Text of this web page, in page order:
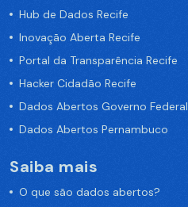
Hub de Dados Recife
Inovação Aberta Recife
Portal da Transparência Recife
Hacker Cidadão Recife
Dados Abertos Governo Federal
Dados Abertos Pernambuco
Saiba mais
O que são dados abertos?